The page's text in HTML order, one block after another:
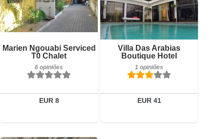
Marien Ngouabi Serviced
T0 Chalet
6 opiniões
EUR 8
6 opiniões
Detalhes
Reservar
Villa Das Arabias
Boutique Hotel
1 opiniões
EUR 41
1 opiniões
Detalhes
Reservar